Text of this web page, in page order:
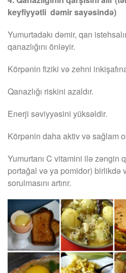
keyfiyyətli dəmir sayəsində)
Yumurtadakı dəmir, qan
qanazlığını önləyir.
Körpənin fiziki və zehni
Qanazlığı riskini azaldır.
Enerji səviyyəsini yüksəldir.
Körpənin daha aktiv və sağlam
Yumurtanı C vitamini ilə zəngin
portağal və ya pomidor) birlikdə
sorulmasını artırır.